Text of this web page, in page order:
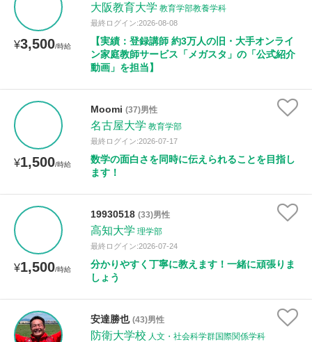
¥3,500/時給
大阪教育大学 教育学部教養学科
最終ログイン:2026-08-08
【実績：登録講師 約3万人の旧・大手オンライ
ン家庭教師サービス「メガスタ」の「公式紹介
動画」を担当】
¥1,500/時給
Moomi (37)男性
名古屋大学 教育学部
最終ログイン:2026-07-17
数学の面白さを同時に伝えられることを目指し
ます！
¥1,500/時給
19930518 (33)男性
高知大学 理学部
最終ログイン:2026-07-24
分かりやすく丁寧に教えます！一緒に頑張りま
しょう
安達勝也 (43)男性
防衛大学校 人文・社会科学群国際関係学科